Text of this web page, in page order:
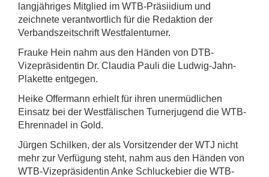
langjähriges Mitglied im WTB-Präsiidium und
zeichnete verantwortlich für die Redaktion der
Verbandszeitschrift Westfalenturner.
Frauke Hein nahm aus den Händen von DTB-
Vizepräsidentin Dr. Claudia Pauli die Ludwig-Jahn-
Plakette entgegen.
Heike Offermann erhielt für ihren unermüdlichen
Einsatz bei der Westfälischen Turnerjugend die WTB-
Ehrennadel in Gold.
Jürgen Schilken, der als Vorsitzender der WTJ nicht
mehr zur Verfügung steht, nahm aus den Händen von
WTB-Vizepräsidentin Anke Schluckebier die WTB-